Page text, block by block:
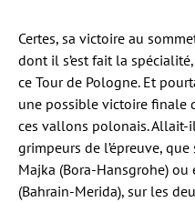
Certes, sa victoire au
dont il s’est fait la
ce Tour de Pologne. Et
une possible victoire finale
ces vallons polonais.
grimpeurs de l’épreuve,
Majka (Bora-Hansgrohe)
(Bahrain-Merida), sur les